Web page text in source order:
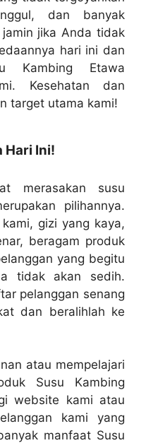
dan banyak
jika Anda tidak
hari ini dan
Kambing Etawa
Kesehatan dan
target utama kami!
Hari Ini!
merasakan susu
pilihannya.
gizi yang kaya,
beragam produk
yang begitu
tidak akan sedih.
pelanggan senang
dan beralihlah ke
atau mempelajari
Susu Kambing
website kami atau
kami yang
manfaat Susu